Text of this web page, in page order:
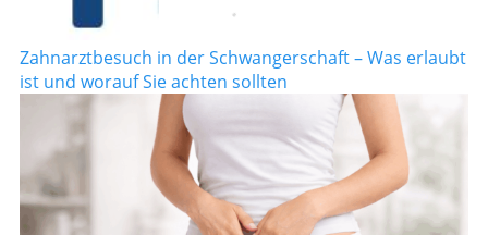
Zahnarztbesuch in der Schwangerschaft – Was erlaubt
ist und worauf Sie achten sollten